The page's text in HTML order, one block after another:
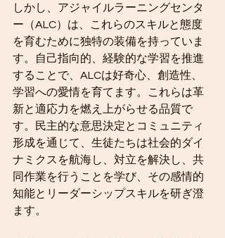
しかし、アジャイルラーニングセンタ
ー（ALC）は、これらのスキルと態度
を育むために独特の装備を持っていま
す。自己指向的、経験的な学習を推進
することで、ALCは好奇心、創造性、
学習への愛情を育てます。これらは革
新と適応力を燃え上がらせる品質で
す。民主的な意思決定とコミュニティ
形成を通じて、生徒たちは社会的ダイ
ナミクスを航海し、対立を解決し、共
同作業を行うことを学び、その感情的
知能とリーダーシップスキルを研ぎ澄
ます。